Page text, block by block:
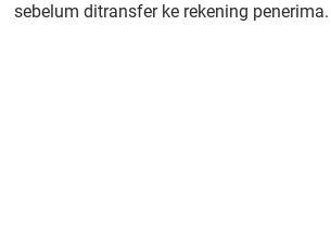
sebelum ditransfer ke rekening penerima.